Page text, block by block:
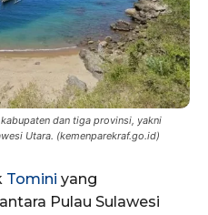
dan tiga provinsi, yakni
Utara. (kemenparekraf.go.id)
Tomini yang
Pulau Sulawesi